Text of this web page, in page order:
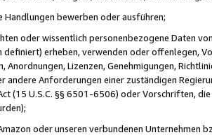
Handlungen bewerben oder ausführen;
oder wissentlich personenbezogene Daten
definiert) erheben, verwenden oder offenlegen,
Anordnungen, Lizenzen, Genehmigungen,
andere Anforderungen einer zuständigen
(15 U.S.C. §§ 6501-6506) oder Vorschriften,
oder unseren verbundenen Unternehmen